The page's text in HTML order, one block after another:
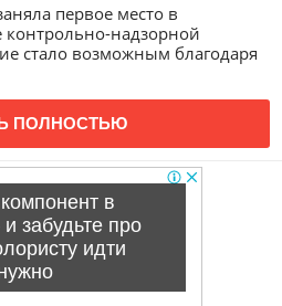
первое место в
надзорной
стало возможным благодаря
ПОЛНОСТЬЮ